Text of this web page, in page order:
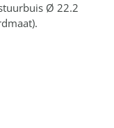
Ø 22.2